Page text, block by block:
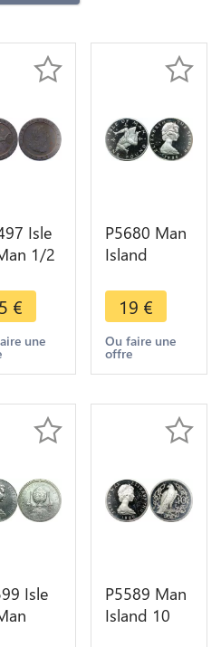
Isle
1/2
III
-
€
une
P5680 Man
Island
Elizabeth II
1980 Silver
Proof ->M
Offer
19 €
Ou faire une
offre
Isle
P5589 Man
Island 10